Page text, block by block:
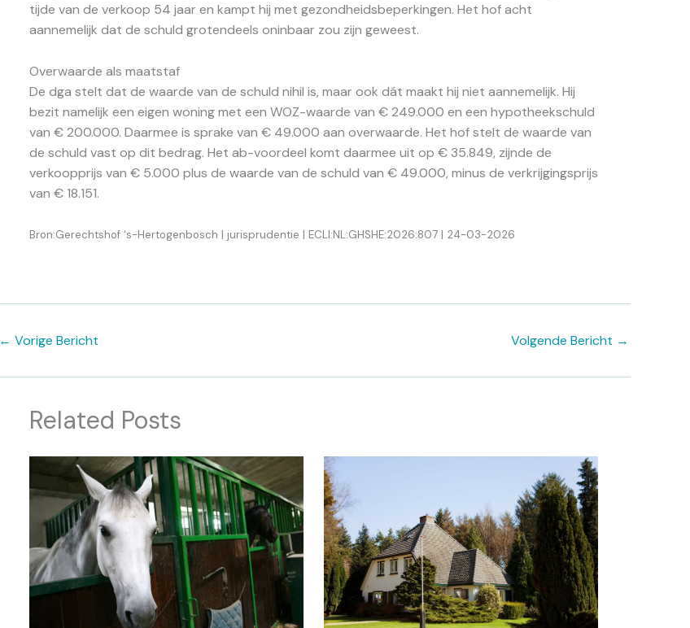
tijde van de verkoop 54 jaar en kampt hij met gezondheidsbeperkingen. Het hof acht
aannemelijk dat de schuld grotendeels oninbaar zou zijn geweest.
Overwaarde als maatstaf
De dga stelt dat de waarde van de schuld nihil is, maar ook dát maakt hij niet aannemelijk. Hij
bezit namelijk een eigen woning met een WOZ-waarde van € 249.000 en een hypotheekschuld
van € 200.000. Daarmee is sprake van € 49.000 aan overwaarde. Het hof stelt de waarde van
de schuld vast op dit bedrag. Het ab-voordeel komt daarmee uit op € 35.849, zijnde de
verkoopprijs van € 5.000 plus de waarde van de schuld van € 49.000, minus de verkrijgingsprijs
van € 18.151.
Bron:Gerechtshof ‘s-Hertogenbosch | jurisprudentie | ECLI:NL:GHSHE:2026:807 | 24-03-2026
← Vorige Bericht Volgende Bericht →
Related Posts